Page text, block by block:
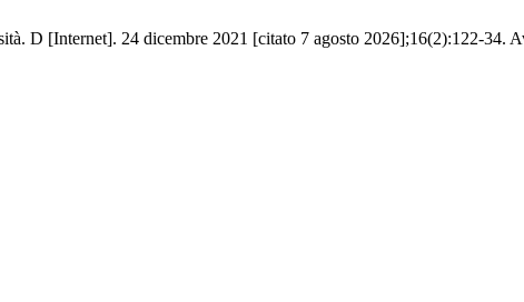
D [Internet]. 24 dicembre 2021 [citato 7 agosto 2026];16(2):122-34.